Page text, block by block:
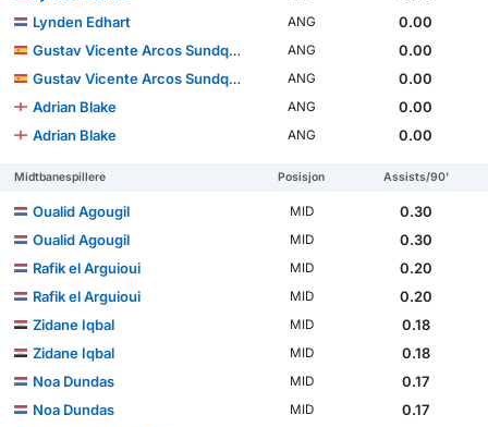
Lynden Edhart
ANG
0.00
Gustav Vicente Arcos Sundqvist
ANG
0.00
Gustav Vicente Arcos Sundqvist
ANG
0.00
Adrian Blake
ANG
0.00
Adrian Blake
ANG 0.00
Midtbanespillere Posisjon Assists/90'
Oualid Agougil MID
0.30
Oualid Agougil
MID
0.30
Rafik el Arguioui
MID
0.20
Rafik el Arguioui
MID
0.20
Zidane Iqbal
MID
0.18
Zidane Iqbal
MID
0.18
Noa Dundas
MID
0.17
Noa Dundas
MID
0.17